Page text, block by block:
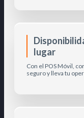
lugar
Con el POS Móvil,
seguro y lleva tu